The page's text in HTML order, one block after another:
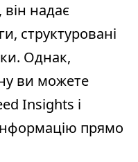
він надає
структуровані
Однак,
ви можете
Insights і
прямо